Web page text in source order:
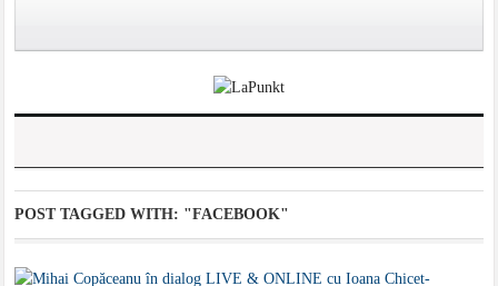
POST TAGGED WITH: "FACEBOOK"